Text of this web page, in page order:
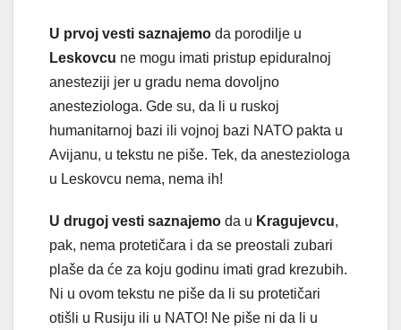
U prvoj vesti saznajemo da porodilje u
Leskovcu ne mogu imati pristup epiduralnoj
anesteziji jer u gradu nema dovoljno
anesteziologa. Gde su, da li u ruskoj
humanitarnoj bazi ili vojnoj bazi NATO pakta u
Avijanu, u tekstu ne piše. Tek, da anesteziologa
u Leskovcu nema, nema ih!
U drugoj vesti saznajemo da u Kragujevcu,
pak, nema protetičara i da se preostali zubari
plaše da će za koju godinu imati grad krezubih.
Ni u ovom tekstu ne piše da li su protetičari
otišli u Rusiju ili u NATO! Ne piše ni da li u